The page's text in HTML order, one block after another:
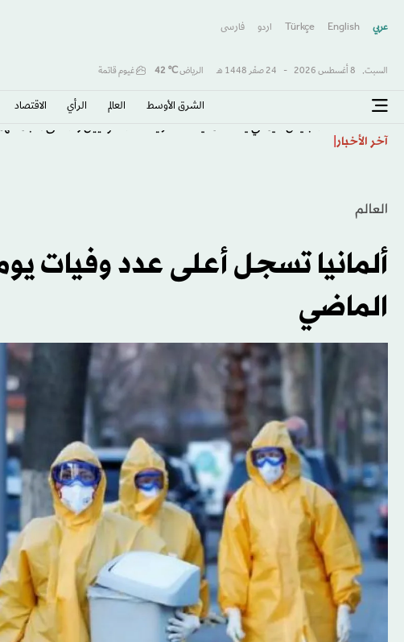
عربي English
Türkçe اردو فارسى
السبت, 8 أغسطس 2026 - 24 صفَر 1448 هـ الرياض℃
42 غيوم قاتمة
الشرق الأوسط​ العالم الرأي الاقتصاد
آخر الأخبار الجيش اليمني ينفذ عملية عسكرية ضد الحوثيين رداً على هجماتهم
العالم
ألمانيا تسجل أعلى عدد وفيات
الماضي